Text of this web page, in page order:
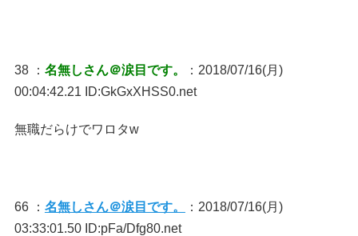
38 ： 名無しさん＠涙目です。
：2018/07/16(月)
00:04:42.21 ID:GkGxXHSS0.net
無職だらけでワロタw
66 ： 名無しさん＠涙目です。
：2018/07/16(月)
03:33:01.50 ID:pFa/Dfg80.net